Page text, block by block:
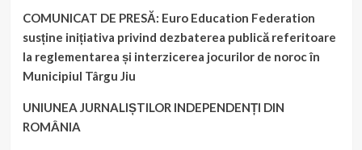
COMUNICAT DE PRESĂ: Euro Education Federation
susține inițiativa privind dezbaterea publică referitoare
la reglementarea și interzicerea jocurilor de noroc în
Municipiul Târgu Jiu
UNIUNEA JURNALIȘTILOR INDEPENDENȚI DIN
ROMÂNIA